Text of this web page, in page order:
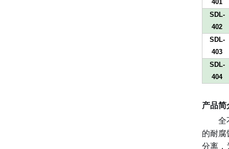
401
SDL-
402
SDL-
403
SDL-
404
产品简
全
的耐腐
分离，